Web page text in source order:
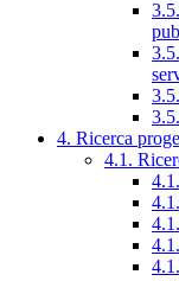
4. Ricerca
4.1.